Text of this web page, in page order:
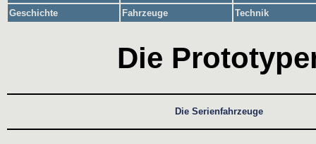
Geschichte
Fahrzeuge Technik
Die
Die Serienfahrzeuge